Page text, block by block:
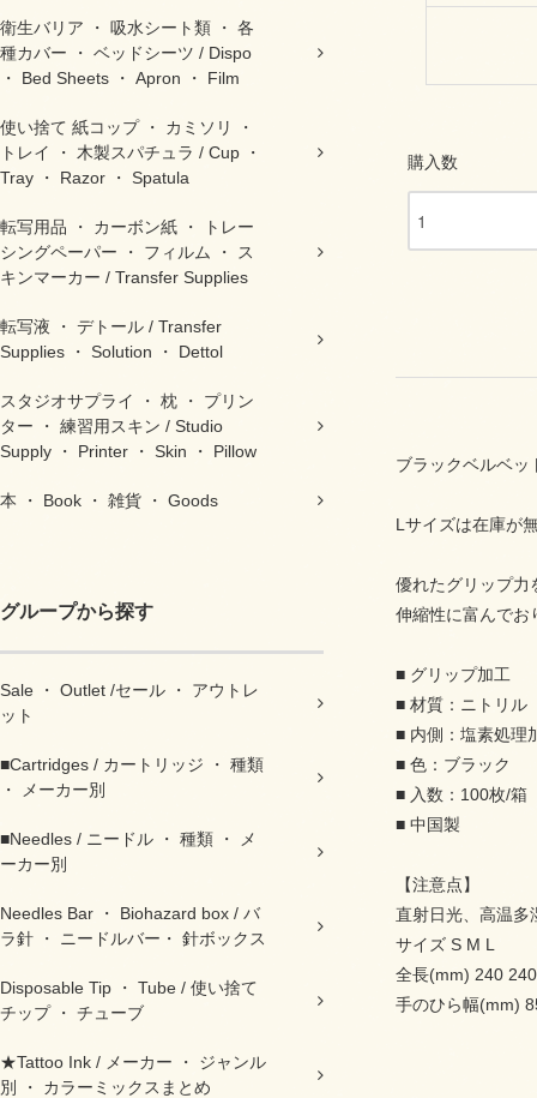
衛生バリア ・ 吸水シート類 ・ 各
種カバー ・ ベッドシーツ / Dispo
・ Bed Sheets ・ Apron ・ Film
使い捨て 紙コップ ・ カミソリ ・
トレイ ・ 木製スパチュラ / Cup ・
Tray ・ Razor ・ Spatula
転写用品 ・ カーボン紙 ・ トレー
シングペーパー ・ フィルム ・ ス
キンマーカー / Transfer Supplies
転写液 ・ デトール / Transfer
Supplies ・ Solution ・ Dettol
スタジオサプライ ・ 枕 ・ プリン
ター ・ 練習用スキン / Studio
Supply ・ Printer ・ Skin ・ Pillow
本 ・ Book ・ 雑貨 ・ Goods
グループから探す
Sale ・ Outlet /セール ・ アウトレ
ット
■Cartridges / カートリッジ ・ 種類
・ メーカー別
■Needles / ニードル ・ 種類 ・ メ
ーカー別
Needles Bar ・ Biohazard box / バ
ラ針 ・ ニードルバー・ 針ボックス
Disposable Tip ・ Tube / 使い捨て
チップ ・ チューブ
★Tattoo Ink / メーカー ・ ジャンル
別 ・ カラーミックスまとめ
購入数
ブラックベルベ
Lサイズは在庫が
優れたグリップ力
伸縮性に富んでお
■ グリップ加工
■ 材質：ニトリル
■ 内側：塩素処理
■ 色：ブラック
■ 入数：100枚/箱
■ 中国製
【注意点】
直射日光、高温多
サイズ S M L
全長(mm) 240
手のひら幅(mm)